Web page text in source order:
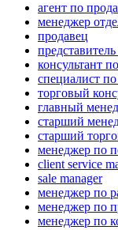
агент по
менеджер
продавец
консультант
специалист
торговый
главный
старший
старший
менеджер по
client service
sale manager
менеджер по
менеджер по
менеджер по